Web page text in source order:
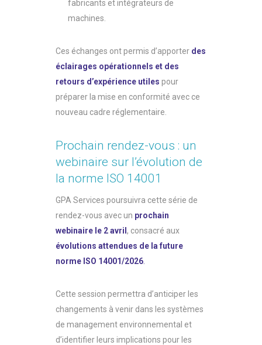
fabricants et intégrateurs de
machines.
Ces échanges ont permis d’apporter des
éclairages opérationnels et des
retours d’expérience utiles pour
préparer la mise en conformité avec ce
nouveau cadre réglementaire.
Prochain rendez-vous : un
webinaire sur l’évolution de
la norme ISO 14001
GPA Services poursuivra cette série de
rendez-vous avec un prochain
webinaire le 2 avril , consacré aux
évolutions attendues de la future
norme ISO 14001/2026
Cette session permettra d’anticiper les
changements à venir dans les systèmes
de management environnemental et
d’identifier leurs implications pour les